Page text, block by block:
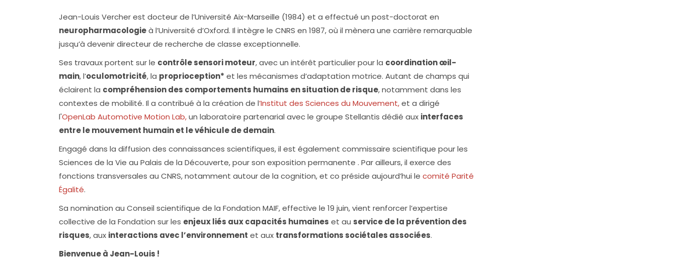
Jean-Louis Vercher est docteur de l’Université Aix-Marseille (1984) et a effectué un post-doctorat en
neuropharmacologieà l’Université d’Oxford. Il intègre le CNRS en 1987, où il mènera une carrière remarquable
jusqu’à devenir directeur de recherche de classe exceptionnelle.
Ses travaux portent sur le contrôle sensori moteur, avec un intérêt particulier pour la coordination œil-
main, l’oculomotricité, la proprioception* et les mécanismes d’adaptation motrice. Autant de champs qui
éclairent la compréhension des comportements humains en situation de risque, notamment dans les
contextes de mobilité. Il a contribué à la création de l’Institut des Sciences du Mouvement,et a dirigé
l'OpenLab Automotive Motion Lab,un laboratoire partenarial avec le groupe Stellantis dédié aux interfaces
entre le mouvement humain et le véhicule de demain.
Engagé dans la diffusion des connaissances scientifiques, il est également commissaire scientifique pour les
Sciences de la Vie au Palais de la Découverte, pour son exposition permanente . Par ailleurs, il exerce des
fonctions transversales au CNRS, notamment autour de la cognition, et co préside aujourd’hui le comité Parité
Égalité.
Sa nomination au Conseil scientifique de la Fondation MAIF, effective le 19 juin, vient renforcer l’expertise
collective de la Fondation sur les enjeux liés aux capacités humaines et au service de la prévention des
risques, aux interactions avec l’environnement et aux transformations sociétales associées.
Bienvenue à Jean-Louis !